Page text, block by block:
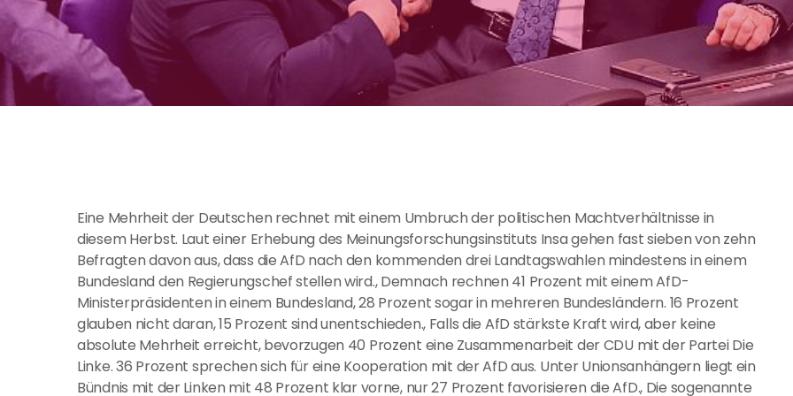
Eine Mehrheit der Deutschen rechnet mit einem Umbruch der politischen Machtverhältnisse in
diesem Herbst. Laut einer Erhebung des Meinungsforschungsinstituts Insa gehen fast sieben von zehn
Befragten davon aus, dass die AfD nach den kommenden drei Landtagswahlen mindestens in einem
Bundesland den Regierungschef stellen wird., Demnach rechnen 41 Prozent mit einem AfD-
Ministerpräsidenten in einem Bundesland, 28 Prozent sogar in mehreren Bundesländern. 16 Prozent
glauben nicht daran, 15 Prozent sind unentschieden., Falls die AfD stärkste Kraft wird, aber keine
absolute Mehrheit erreicht, bevorzugen 40 Prozent eine Zusammenarbeit der CDU mit der Partei Die
Linke. 36 Prozent sprechen sich für eine Kooperation mit der AfD aus. Unter Unionsanhängern liegt ein
Bündnis mit der Linken mit 48 Prozent klar vorne, nur 27 Prozent favorisieren die AfD., Die sogenannte